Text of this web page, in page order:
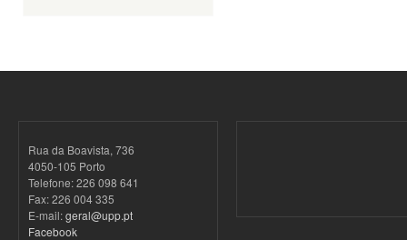
Rua da Boavista, 736
4050-105 Porto
Telefone: 226 098 641
Fax: 226 004 335
E-mail:geral@upp.pt
Facebook